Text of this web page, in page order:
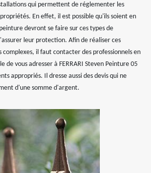
qui permettent de réglementer les
En effet, il est possible qu'ils soient en
devront se faire sur ces types de
leur protection. Afin de réaliser ces
il faut contacter des professionnels en
de vous adresser à FERRARI Steven Peinture 05
appropriés. Il dresse aussi des devis qui ne
d'une somme d'argent.